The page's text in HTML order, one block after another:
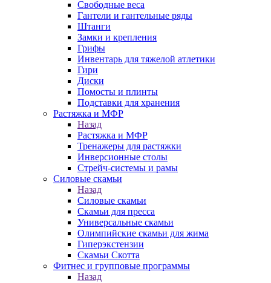
Свободные веса
Гантели и гантельные ряды
Штанги
Замки и крепления
Грифы
Инвентарь для тяжелой атлетики
Гири
Диски
Помосты и плинты
Подставки для хранения
Растяжка и МФР
Назад
Растяжка и МФР
Тренажеры для растяжки
Инверсионные столы
Стрейч-системы и рамы
Силовые скамьи
Назад
Силовые скамьи
Скамьи для пресса
Универсальные скамьи
Олимпийские скамьи для жима
Гиперэкстензии
Скамьи Скотта
Фитнес и групповые программы
Назад